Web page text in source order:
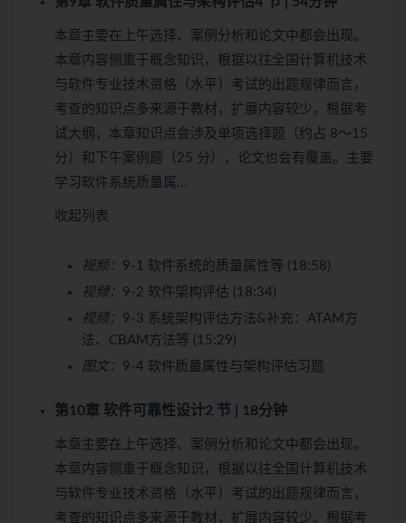
本章主要在上午选择、案例分析和论文中都会出现。
本章内容侧重于概念知识，根据以往全国计算机技术
与软件专业技术资格（水平）考试的出题规律而言，
考查的知识点多来源于教材，扩展内容较少。根据考
试大纲，本章知识点会涉及单项选择题（约占 8～15
分）和下午案例题（25 分），论文也会有覆盖。主要
学习软件系统质量属…
收起列表
视频： 9-1 软件系统的质量属性等 (18:58)
视频： 9-2 软件架构评估 (18:34)
视频： 9-3 系统架构评估方法&补充：ATAM方
法、CBAM方法等 (15:29)
图文： 9-4 软件质量属性与架构评估习题
第10章 软件可靠性设计2 节 | 18分钟
本章主要在上午选择、案例分析和论文中都会出现。
本章内容侧重于概念知识，根据以往全国计算机技术
与软件专业技术资格（水平）考试的出题规律而言，
考查的知识点多来源于教材，扩展内容较少。根据考